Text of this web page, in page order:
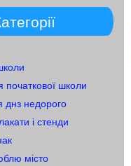
школи
днз недорого
і стенди
місто